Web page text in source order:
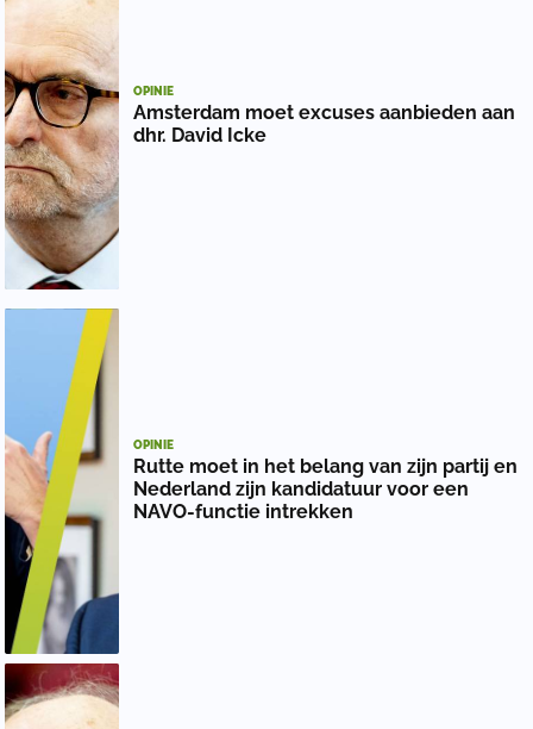
OPINIE
Amsterdam moet excuses aanbieden aan
dhr. David Icke
OPINIE
Rutte moet in het belang van zijn partij en
Nederland zijn kandidatuur voor een
NAVO-functie intrekken